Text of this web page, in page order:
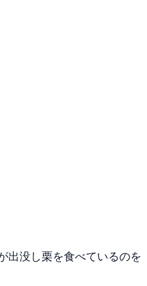
出没し栗を食べているのを